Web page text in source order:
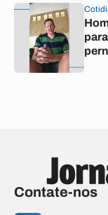
Contate-nos